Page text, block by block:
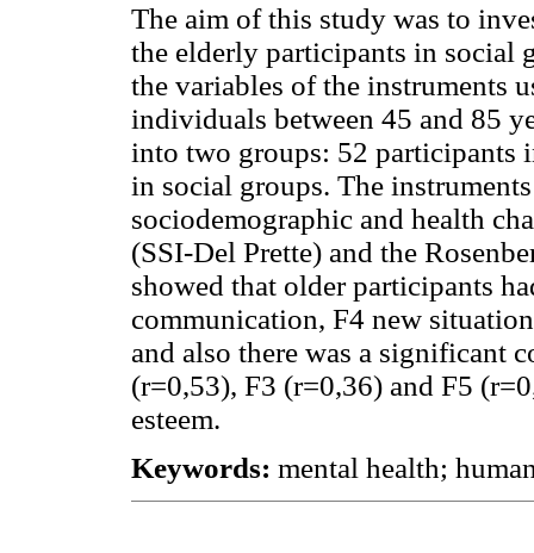
The aim of this study was to
the elderly participants in social
the variables of the instruments
individuals between 45 and 85
into two groups: 52 participants
in social groups. The
sociodemographic and health
(SSI-Del Prette) and the
showed that older participants
communication, F4 new
and also there was a significant
(r=0,53), F3 (r=0,36) and F5
esteem.
Keywords: mental health;